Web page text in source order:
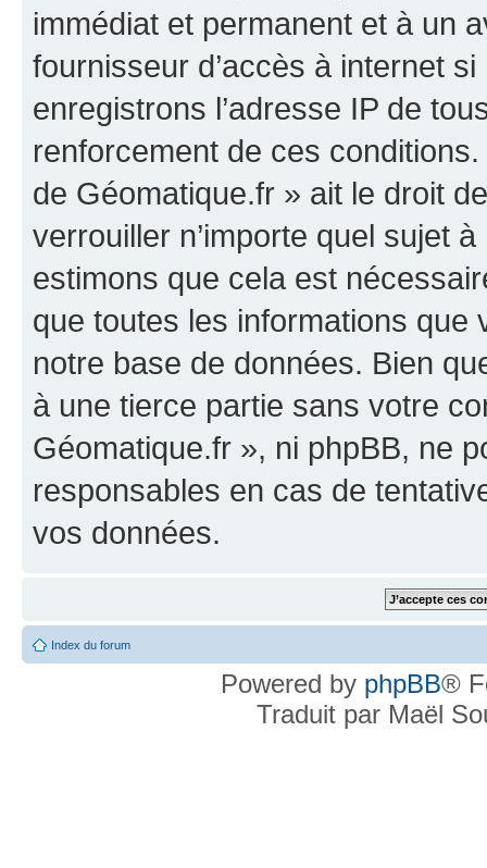
immédiat et permanent et à un
fournisseur d’accès à internet
enregistrons l’adresse IP de
renforcement de ces
de Géomatique.fr » ait le droit
verrouiller n’importe quel sujet
estimons que cela est
que toutes les informations
notre base de données. Bien
à une tierce partie sans votre
Géomatique.fr », ni phpBB, ne
responsables en cas de
vos données.
Index du forum
Powered by phpBB®
Traduit par Maël